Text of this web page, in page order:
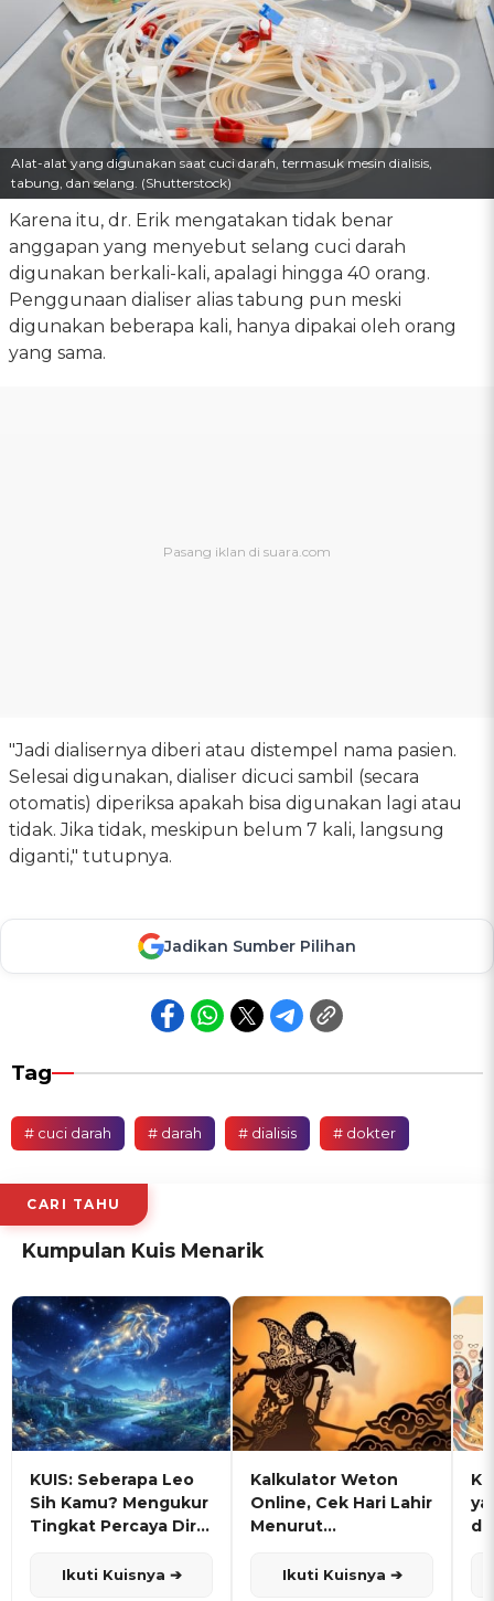
Alat-alat yang digunakan saat cuci darah, termasuk mesin dialisis,
tabung, dan selang. (Shutterstock)
Karena itu, dr. Erik mengatakan tidak benar
anggapan yang menyebut selang cuci darah
digunakan berkali-kali, apalagi hingga 40 orang.
Penggunaan dialiser alias tabung pun meski
digunakan beberapa kali, hanya dipakai oleh orang
yang sama.
"Jadi dialisernya diberi atau distempel nama pasien.
Selesai digunakan, dialiser dicuci sambil (secara
otomatis) diperiksa apakah bisa digunakan lagi atau
tidak. Jika tidak, meskipun belum 7 kali, langsung
diganti," tutupnya.
Jadikan Sumber Pilihan
Tag
# cuci darah # darah # dialisis # dokter
CARI TAHU
Kumpulan Kuis Menarik
KUIS: Seberapa Leo
Sih Kamu? Mengukur
Tingkat Percaya Diri
Ikuti Kuisnya ➔
Kalkulator Weton
Online, Cek Hari Lahir
Menurut
Ikuti Kuisnya ➔